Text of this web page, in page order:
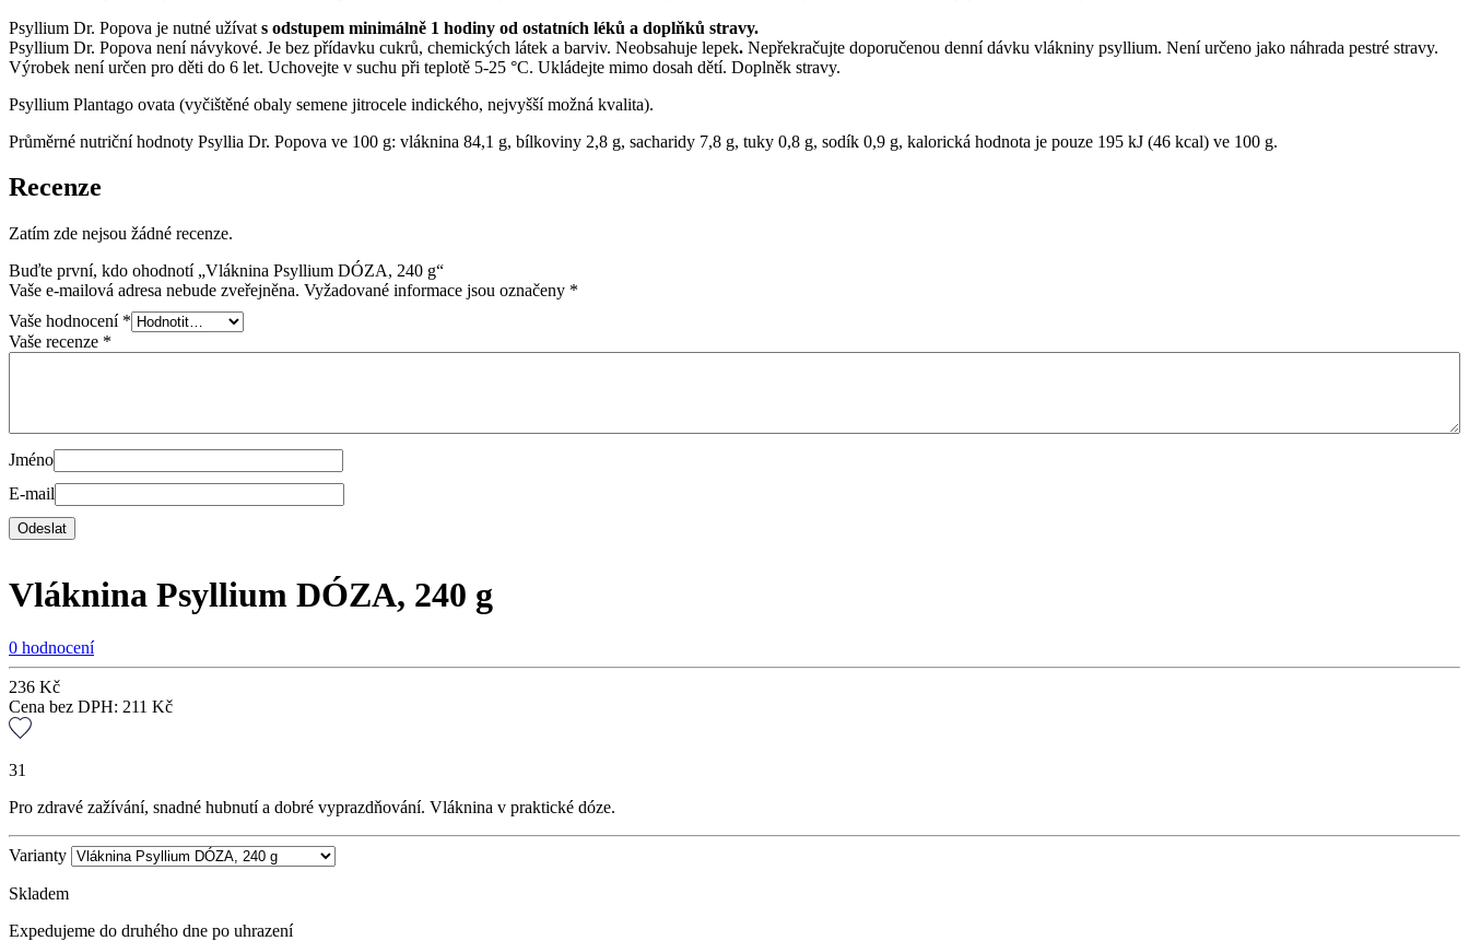
Psyllium Dr. Popova je nutné užívat s odstupem minimálně 1 hodiny od ostatních léků a doplňků stravy.
Psyllium Dr. Popova není návykové. Je bez přídavku cukrů, chemických látek a barviv. Neobsahuje lepek. Nepřekračujte doporučenou denní dávku vlákniny psyllium. Není určeno jako náhrada pestré stravy.
Výrobek není určen pro děti do 6 let. Uchovejte v suchu při teplotě 5-25 °C. Ukládejte mimo dosah dětí. Doplněk stravy.
Psyllium Plantago ovata (vyčištěné obaly semene jitrocele indického, nejvyšší možná kvalita).
Průměrné nutriční hodnoty Psyllia Dr. Popova ve 100 g: vláknina 84,1 g, bílkoviny 2,8 g, sacharidy 7,8 g, tuky 0,8 g, sodík 0,9 g, kalorická hodnota je pouze 195 kJ (46 kcal) ve 100 g.
Recenze
Zatím zde nejsou žádné recenze.
Buďte první, kdo ohodnotí „Vláknina Psyllium DÓZA, 240 g“
Vaše e-mailová adresa nebude zveřejněna. Vyžadované informace jsou označeny *
Vaše hodnocení *
Vaše recenze *
Jméno
E-mail
Vláknina Psyllium DÓZA, 240 g
0 hodnocení
236 Kč
Cena bez DPH: 211 Kč
31
Pro zdravé zažívání, snadné hubnutí a dobré vyprazdňování. Vláknina v praktické dóze.
Varianty
Skladem
Expedujeme do druhého dne po uhrazení